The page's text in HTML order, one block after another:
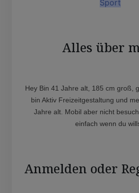
Sport
Alles über
Hey Bin 41 Jahre alt, 185 cm groß,
bin Aktiv Freizeitgestaltung und
Jahre alt. Mobil aber nicht
einfach wenn du
Anmelden oder